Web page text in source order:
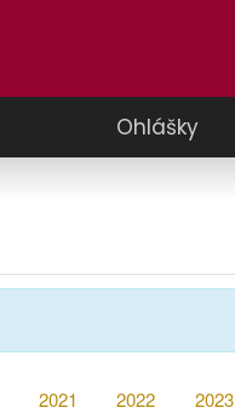
Ohlášky
2021 2022 2023